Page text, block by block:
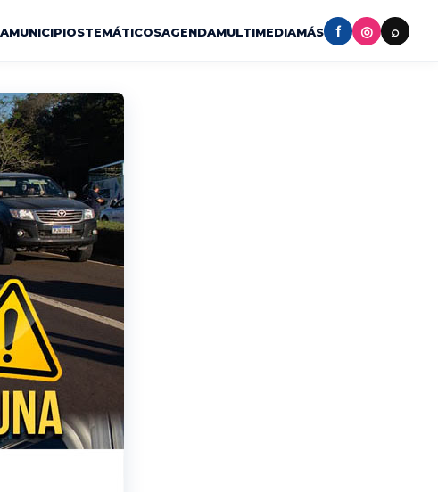
MUNICIPIOSTEMÁTICOSAGENDAMULTIMEDIAMÁS f ◎ ⌕